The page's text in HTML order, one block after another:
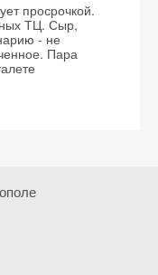
просрочкой.
ТЦ. Сыр,
- не
Пара